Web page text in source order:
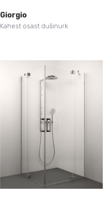
Giorgio
Kahest osast dušinurk